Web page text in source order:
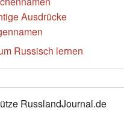
Ausdrücke
Russisch lernen
RusslandJournal.de